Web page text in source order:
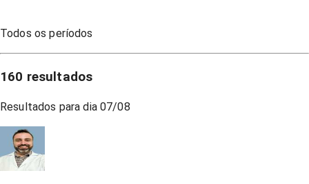
Todos os períodos
160 resultados
Resultados para dia 07/08